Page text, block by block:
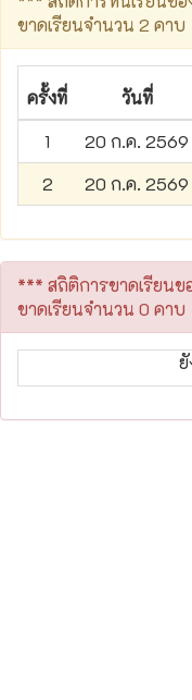
ขาดเรียนจำนวน 2 คาบ
ครั้งที่ วันที่
1
20 ก.ค. 2569
2
20 ก.ค. 2569
*** สถิติการขาดเรียนข
ขาดเรียนจำนวน 0 คาบ
ยั